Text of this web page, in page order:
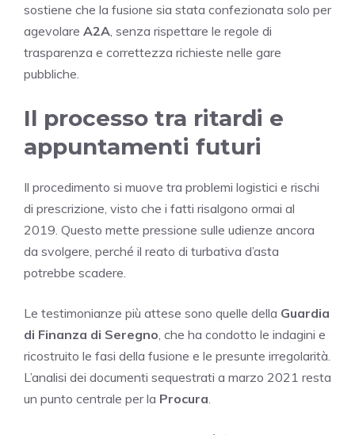
sostiene che la fusione sia stata confezionata solo per
agevolare A2A , senza rispettare le regole di
trasparenza e correttezza richieste nelle gare
pubbliche.
Il processo tra ritardi e
appuntamenti futuri
Il procedimento si muove tra problemi logistici e rischi
di prescrizione, visto che i fatti risalgono ormai al
2019. Questo mette pressione sulle udienze ancora
da svolgere, perché il reato di turbativa d’asta
potrebbe scadere.
Le testimonianze più attese sono quelle della Guardia
di Finanza di Seregno , che ha condotto le indagini e
ricostruito le fasi della fusione e le presunte irregolarità.
L’analisi dei documenti sequestrati a marzo 2021 resta
un punto centrale per la Procura